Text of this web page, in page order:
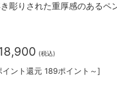
彫りされた重厚感のあるペ
(税込)
イント還元 189ポイント～]